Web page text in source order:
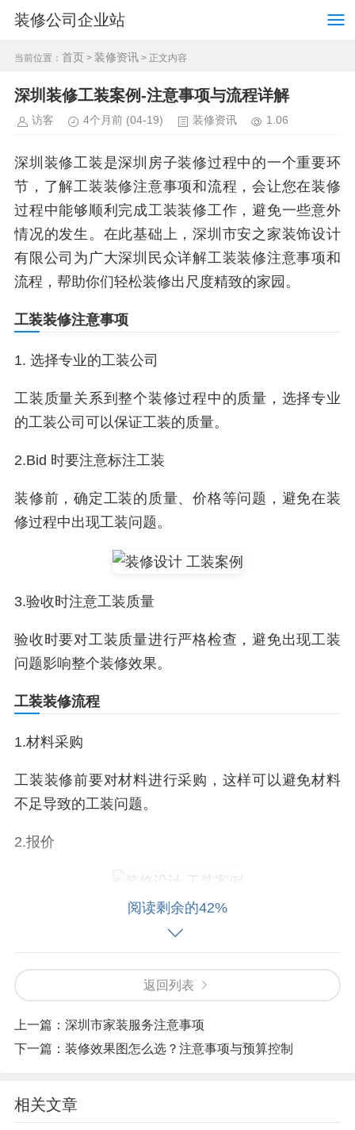
装修公司企业站
当前位置： 首页 > 装修资讯 > 正文内容
深圳装修工装案例-注意事项与流程详解
访客 4个月前 (04-19) 装修资讯 1.06
深圳装修工装是深圳房子装修过程中的一个重要环
节，了解工装装修注意事项和流程，会让您在装修
过程中能够顺利完成工装装修工作，避免一些意外
情况的发生。在此基础上，深圳市安之家装饰设计
有限公司为广大深圳民众详解工装装修注意事项和
流程，帮助你们轻松装修出尺度精致的家园。
工装装修注意事项
1. 选择专业的工装公司
工装质量关系到整个装修过程中的质量，选择专业
的工装公司可以保证工装的质量。
2.Bid 时要注意标注工装
装修前，确定工装的质量、价格等问题，避免在装
修过程中出现工装问题。
3.验收时注意工装质量
验收时要对工装质量进行严格检查，避免出现工装
问题影响整个装修效果。
工装装修流程
1.材料采购
工装装修前要对材料进行采购，这样可以避免材料
不足导致的工装问题。
2.报价
3.施工
工装装修需要专业的施工团队来完成，避免出现工
装问题。
验收时要对工装质量进行严格检查，避免出现工装
阅读剩余的42%
返回列表
上一篇： 深圳市家装服务注意事项
下一篇： 装修效果图怎么选？注意事项与预算控制
相关文章